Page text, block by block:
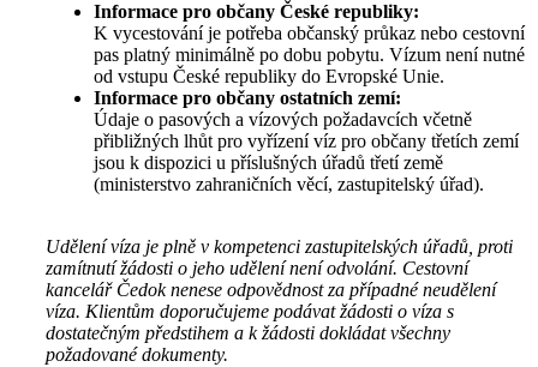
Informace pro občany České republiky:
K vycestování je potřeba občanský průkaz nebo cestovní
pas platný minimálně po dobu pobytu. Vízum není nutné
od vstupu České republiky do Evropské Unie.
Informace pro občany ostatních zemí:
Údaje o pasových a vízových požadavcích včetně
přibližných lhůt pro vyřízení víz pro občany třetích zemí
jsou k dispozici u příslušných úřadů třetí země
(ministerstvo zahraničních věcí, zastupitelský úřad).
Udělení víza je plně v kompetenci zastupitelských úřadů, proti
zamítnutí žádosti o jeho udělení není odvolání. Cestovní
kancelář Čedok nenese odpovědnost za případné neudělení
víza. Klientům doporučujeme podávat žádosti o víza s
dostatečným předstihem a k žádosti dokládat všechny
požadované dokumenty.